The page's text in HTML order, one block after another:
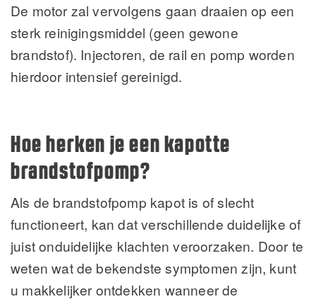
De motor zal vervolgens gaan draaien op een
sterk reinigingsmiddel (geen gewone
brandstof). Injectoren, de rail en pomp worden
hierdoor intensief gereinigd.
Hoe herken je een kapotte
brandstofpomp?
Als de brandstofpomp kapot is of slecht
functioneert, kan dat verschillende duidelijke of
juist onduidelijke klachten veroorzaken. Door te
weten wat de bekendste symptomen zijn, kunt
u makkelijker ontdekken wanneer de